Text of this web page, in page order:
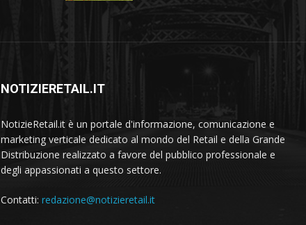
NOTIZIERETAIL.IT
NotizieRetail.it è un portale d'informazione, comunicazione e
marketing verticale dedicato al mondo del Retail e della Grande
Distribuzione realizzato a favore del pubblico professionale e
degli appassionati a questo settore.
Contatti: redazione@notizieretail.it